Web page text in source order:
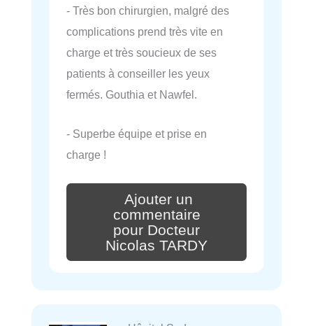
- Très bon chirurgien, malgré des
complications prend très vite en
charge et très soucieux de ses
patients à conseiller les yeux
fermés. Gouthia et Nawfel.
- Superbe équipe et prise en
charge !
Ajouter un
commentaire
pour Docteur
Nicolas TARDY